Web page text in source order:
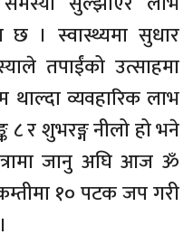
। स्वास्थ्यमा सुधार
तपाईंको उत्साहमा
व्यवहारिक लाभ
र शुभरङ्ग नीलो हो भने
जानु अघि आज ॐ
१० पटक जप गरी